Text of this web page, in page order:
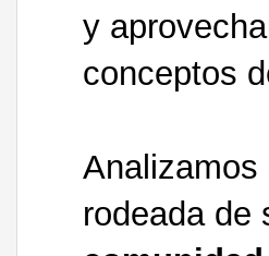
y
conceptos
rodeada